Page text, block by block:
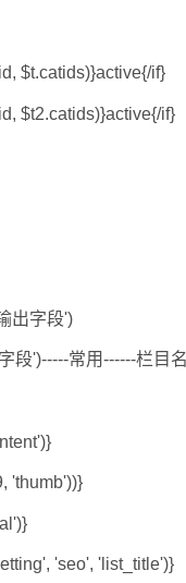
$t.catids)}active{/
$t2.catids)}active{/
出字段')
段')-----常用------栏目
'thumb'))}
'seo', 'list_title')}